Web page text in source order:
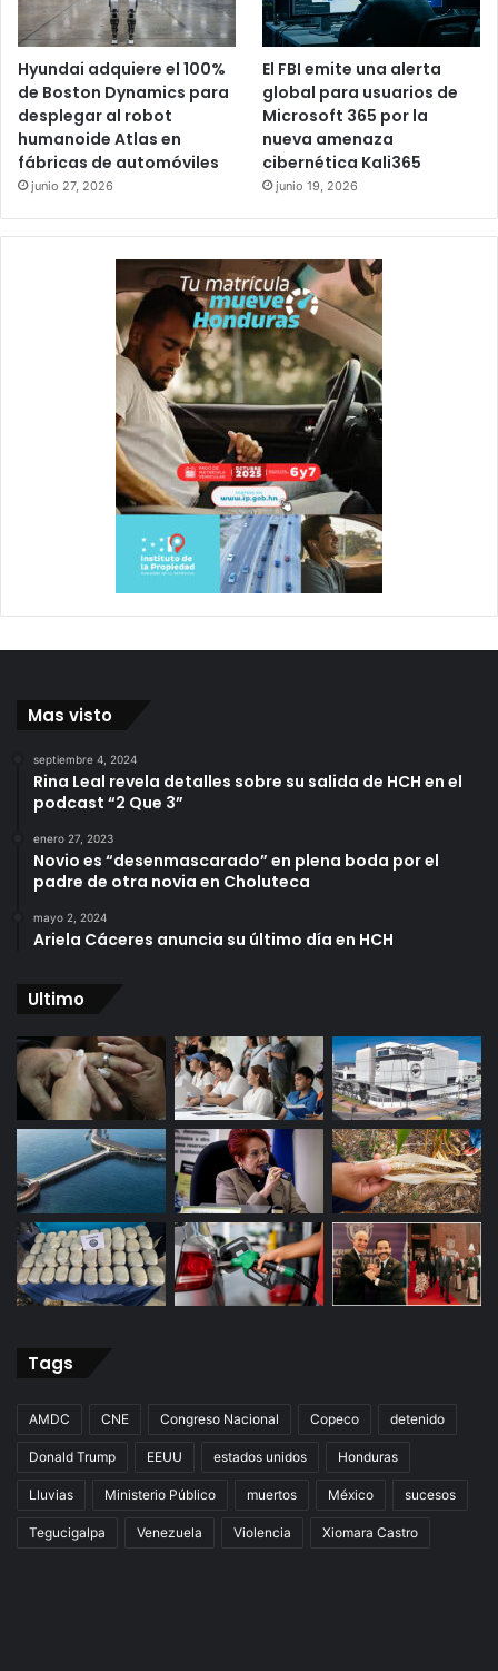
Hyundai adquiere el 100%
de Boston Dynamics para
desplegar al robot
humanoide Atlas en
fábricas de automóviles
junio 27, 2026
El FBI emite una alerta
global para usuarios de
Microsoft 365 por la
nueva amenaza
cibernética Kali365
junio 19, 2026
Mas visto
septiembre 4, 2024
Rina Leal revela detalles sobre su salida de HCH en el
podcast “2 Que 3”
enero 27, 2023
Novio es “desenmascarado” en plena boda por el
padre de otra novia en Choluteca
mayo 2, 2024
Ariela Cáceres anuncia su último día en HCH
Ultimo
Tags
AMDC CNE Congreso Nacional Copeco detenido
Donald Trump EEUU estados unidos Honduras
Lluvias Ministerio Público muertos México sucesos
Tegucigalpa Venezuela Violencia Xiomara Castro